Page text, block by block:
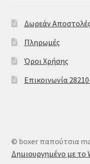
Δωρεάν
Πληρωμές
Όροι Χρήσης
Επικοινωνία
© boxer παπούτσια
Δημιουργημένο με το